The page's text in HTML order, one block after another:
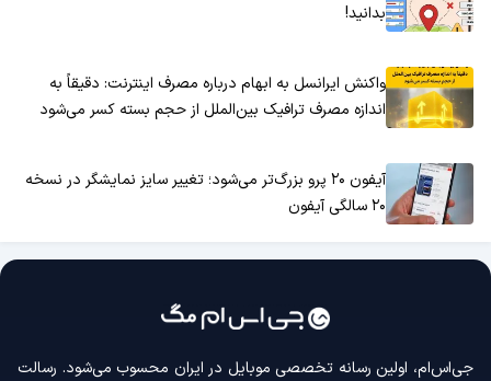
بدانید!
واکنش ایرانسل به ابهام درباره مصرف اینترنت: دقیقاً به
اندازه مصرف ترافیک بین‌الملل از حجم بسته کسر می‌شود
آیفون ۲۰ پرو بزرگ‌تر می‌شود؛ تغییر سایز نمایشگر در نسخه
۲۰ سالگی آیفون
جی‌اس‌ام، اولین رسانه‌ تخصصی موبایل در ایران محسوب می‌شود. رسالت